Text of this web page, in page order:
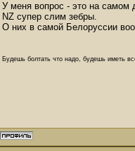
У меня вопрос - это на самом
NZ супер слим зебры.
О них в самой Белоруссии
Будешь болтать что надо, будешь иметь